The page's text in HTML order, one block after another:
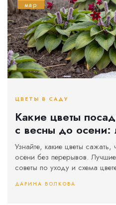
мар
ЦВЕТЫ В САДУ
Какие цветы
с весны до осени:
для сада
Узнайте, какие цветы
осени без перерывов.
советы по уходу и схема
ДАРИНА ВОЛКОВА